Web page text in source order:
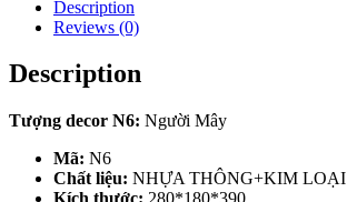
Description
Reviews (0)
Description
Tượng decor N6: Người Mây
Mã: N6
Chất liệu: NHỰA THÔNG+KIM LOẠI